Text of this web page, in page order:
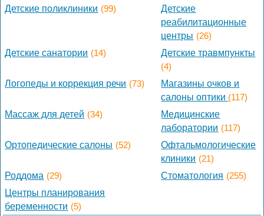
Детские поликлиники (99)
Детские
реабилитационные
центры (26)
Детские санатории (14)
Детские травмпункты
(4)
Логопеды и коррекция речи (73)
Магазины очков и
салоны оптики (117)
Массаж для детей (34)
Медицинские
лаборатории (117)
Ортопедические салоны (52)
Офтальмологические
клиники (21)
Роддома (29) Стоматология (255)
Центры планирования
беременности (5)